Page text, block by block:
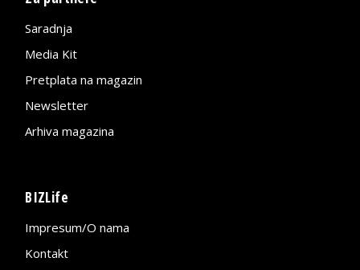
Saradnja
Media Kit
Pretplata na magazin
Newsletter
Arhiva magazina
BIZLife
Impresum/O nama
Kontakt